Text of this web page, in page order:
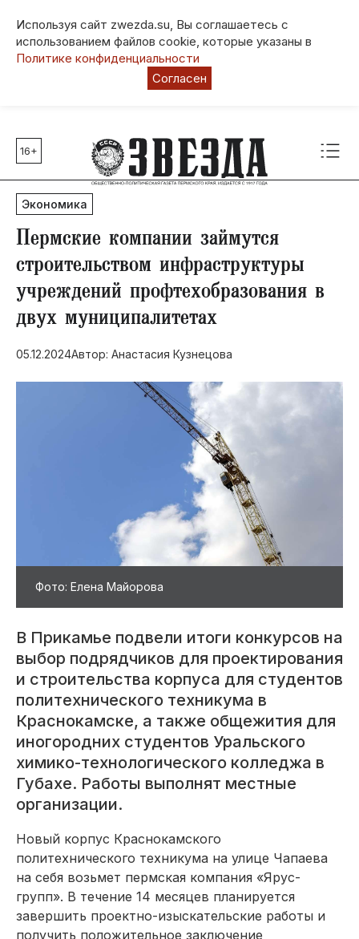
Используя сайт zwezda.su, Вы соглашаетесь с
использованием файлов cookie, которые указаны в
Политике конфиденциальности
Согласен
Главные темы
80 лет Победы
Молодежная столица РФ
СВО
Социальная поддержка
Инфраструктура
Благоустройство
16+
Экономика
​Пермские компании займутся
строительством инфраструктуры
учреждений профтехобразования в
двух муниципалитетах
05.12.2024Автор: Анастасия Кузнецова
Фото: Елена Майорова
В Прикамье подвели итоги конкурсов на
выбор подрядчиков для проектирования
и строительства корпуса для студентов
политехнического техникума в
Краснокамске, а также общежития для
иногородних студентов Уральского
химико-технологического колледжа в
Губахе. Работы выполнят местные
организации.
Новый корпус Краснокамского
политехнического техникума на улице Чапаева
на себя возьмет пермская компания «Ярус-
групп». В течение 14 месяцев планируется
завершить проектно-изыскательские работы и
получить положительное заключение